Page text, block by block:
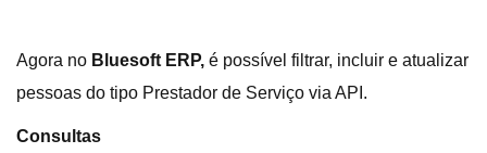
Agora no Bluesoft ERP, é possível filtrar, incluir e atualizar
pessoas do tipo Prestador de Serviço via API.
Consultas